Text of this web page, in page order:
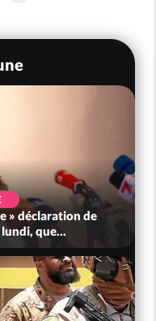
» déclaration de
que...